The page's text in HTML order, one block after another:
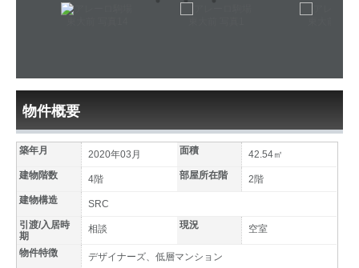
物件概要
築年月 2020年03月 面積
42.54㎡
建物階数
4階 部屋所在階
2階
建物構造
SRC
引渡/入居時
期
相談 現況 空室
物件特徴
デザイナーズ、低層マンション